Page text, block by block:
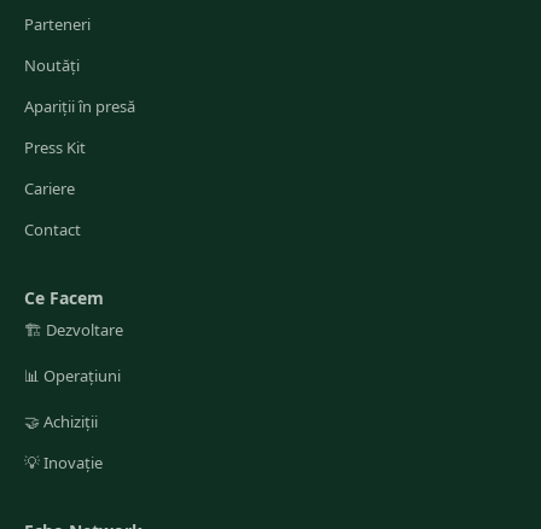
Parteneri
Noutăți
Apariții în presă
Press Kit
Cariere
Contact
Ce Facem
🏗️ Dezvoltare
📊 Operațiuni
🤝 Achiziții
💡Inovație